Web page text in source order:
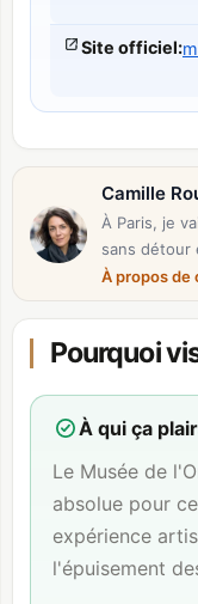
Site officiel:
Camille
À Paris, je
sans détour
À propos de
Pourquoi
À qui ça
Le Musée de
absolue pour
expérience
l'épuisement